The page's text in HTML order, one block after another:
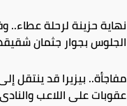
نهاية حزينة لرحلة عطاء..
الجلوس بجوار جثمان شقيقها 3
مفاجأة.. بيزيرا قد ينتقل
عقوبات على اللاعب والنادي